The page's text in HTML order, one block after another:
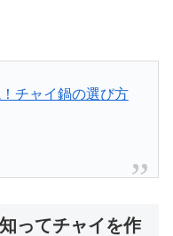
チャイ鍋の選び方
ってチャイを作